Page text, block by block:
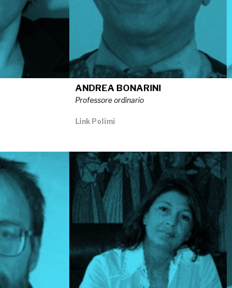
ANDREA BONARINI
Professore ordinario
Link Polimi